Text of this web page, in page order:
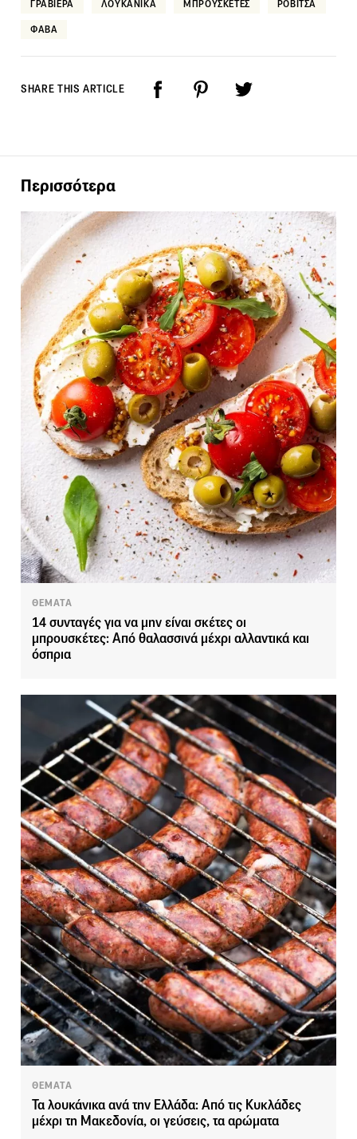
ΓΡΑΒΙΕΡΑ ΛΟΥΚΑΝΙΚΑ ΜΠΡΟΥΣΚΕΤΕΣ ΡΟΒΙΤΣΑ
ΦΑΒΑ
SHARE THIS ARTICLE
Περισσότερα
ΘΕΜΑΤΑ
14 συνταγές για να μην είναι σκέτες οι
μπρουσκέτες: Από θαλασσινά μέχρι αλλαντικά και
όσπρια
ΘΕΜΑΤΑ
Τα λουκάνικα ανά την Ελλάδα: Από τις Κυκλάδες
μέχρι τη Μακεδονία, οι γεύσεις, τα αρώματα